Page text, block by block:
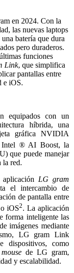
en 2024. Con la
las nuevas laptops
batería que dura
pero duraderos.
funciones
Link, que simplifica
pantallas entre
e iOS.
equipados con un
híbrida, una
gráfica NVIDIA
Intel ® AI Boost, la
que puede manejar
la red.
LG gram
el intercambio de
de pantalla entre
iOS2. La aplicación
forma inteligente las
imágenes mediante
LG gram Link
dispositivos, como
mouse de LG gram,
y escalabilidad.